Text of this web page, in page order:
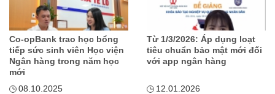
Co-opBank trao học bổng
tiếp sức sinh viên Học viện
Ngân hàng trong năm học
mới
08.10.2025
Từ 1/3/2026: Áp dụng loạt
tiêu chuẩn bảo mật mới đối
với app ngân hàng
12.01.2026